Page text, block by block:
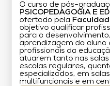
O curso de pós-
PSICOPEDAGOGIA E
ofertado pela
objetivo qualificar
para o
aprendizagem do aluno
profissionais da
atuarem tanto nas
escolas regulares,
especializados, em
multifuncionais e em